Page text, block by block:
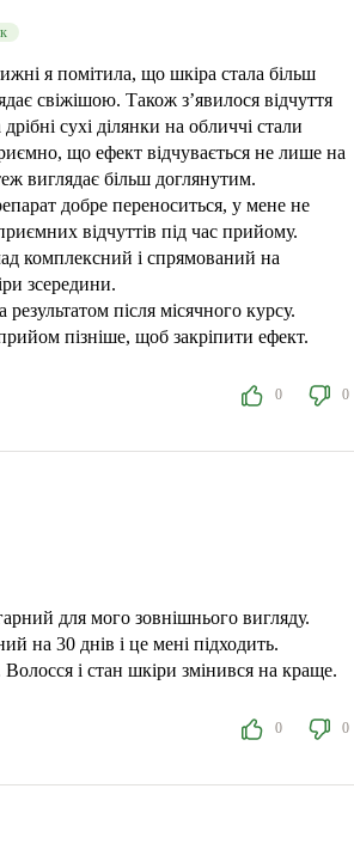
я помітила, що шкіра стала більш
свіжішою. Також з’явилося відчуття
сухі ділянки на обличчі стали
що ефект відчувається не лише на
виглядає більш доглянутим.
добре переноситься, у мене не
відчуттів під час прийому.
комплексний і спрямований на
зсередини.
результатом після місячного курсу.
пізніше, щоб закріпити ефект.
0 0
для мого зовнішнього вигляду.
на 30 днів і це мені підходить.
Волосся і стан шкіри змінився на краще.
0 0